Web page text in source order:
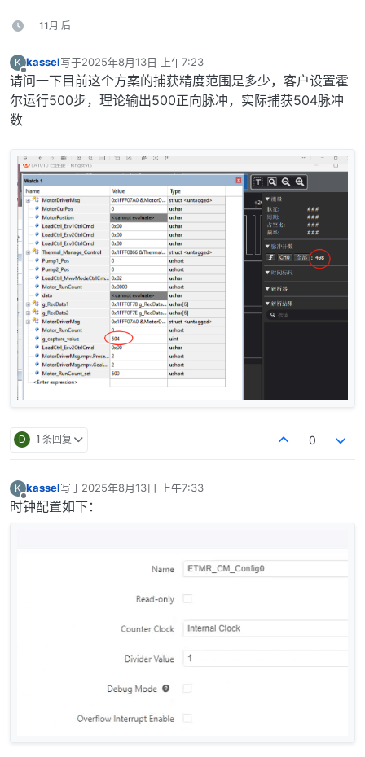
11月 后
K
离线
kassel写于2025年8月13日 上午7:23
最后由 编辑
请问一下目前这个方案的捕获精度范围是多少，客户设置霍
尔运行500步，理论输出500正向脉冲，实际捕获504脉冲
数
D 1 条回复 0
K
离线
kassel写于2025年8月13日 上午7:33
最后由 编辑
时钟配置如下：